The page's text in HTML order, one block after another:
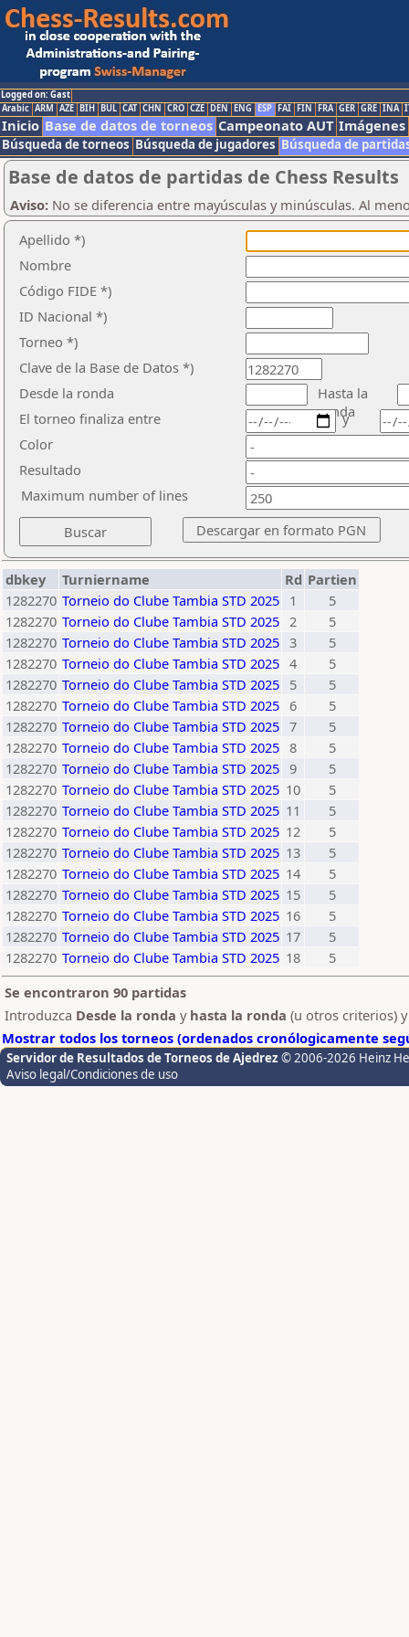
Logged on: Gast
Arabic ARM AZE BIH BUL CAT CHN CRO CZE DEN ENG ESP FAI FIN FRA GER GRE INA
Inicio Base de datos de torneos Campeonato AUT Imágenes
Búsqueda de torneos Búsqueda de jugadores Búsqueda de
Base de datos de partidas de Chess Results
Aviso: No se diferencia entre mayúsculas y minúsculas. Al
Apellido *)
Nombre
Código FIDE *)
ID Nacional *)
Torneo *)
Clave de la Base de Datos *)
Desde la ronda
Hasta la
ronda
El torneo finaliza entre
Color
Resultado
y
Maximum number of lines
dbkey Turniername Rd Partien
1282270 Torneio do Clube Tambia STD 2025 1
5
1282270 Torneio do Clube Tambia STD 2025 2
5
1282270 Torneio do Clube Tambia STD 2025 3
5
1282270 Torneio do Clube Tambia STD 2025 4
5
1282270 Torneio do Clube Tambia STD 2025 5
5
1282270 Torneio do Clube Tambia STD 2025 6
5
1282270 Torneio do Clube Tambia STD 2025 7
5
1282270 Torneio do Clube Tambia STD 2025 8
5
1282270 Torneio do Clube Tambia STD 2025 9
5
1282270 Torneio do Clube Tambia STD 2025 10
5
1282270 Torneio do Clube Tambia STD 2025 11
5
1282270 Torneio do Clube Tambia STD 2025 12
5
1282270 Torneio do Clube Tambia STD 2025 13
5
1282270 Torneio do Clube Tambia STD 2025 14
5
1282270 Torneio do Clube Tambia STD 2025 15
5
1282270 Torneio do Clube Tambia STD 2025 16
5
1282270 Torneio do Clube Tambia STD 2025 17
5
1282270 Torneio do Clube Tambia STD 2025 18
5
Se encontraron 90 partidas
Introduzca Desde la ronda y hasta la ronda (u otros criterios)
Mostrar todos los torneos (ordenados cronólogicamente
Servidor de Resultados de Torneos de Ajedrez © 2006-2026 Heinz
Aviso legal/Condiciones de uso